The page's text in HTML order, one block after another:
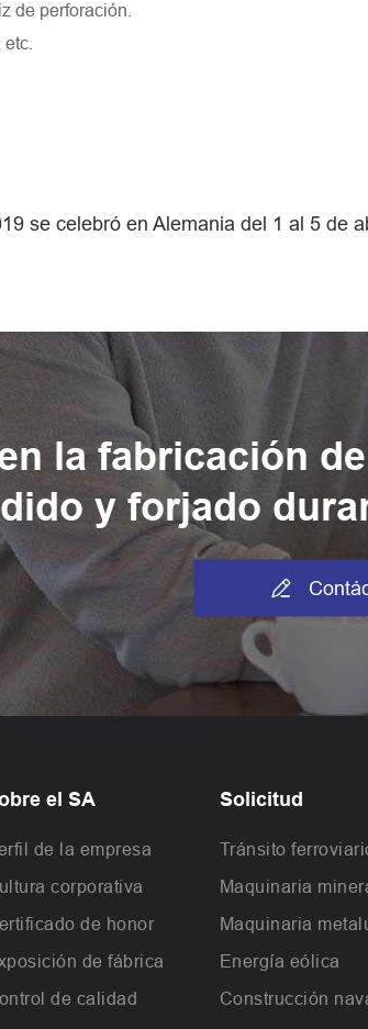
de perforación.
se celebró en Alemania del 1 al 5 de
la fabricación
y forjado

el SA
de la empresa
corporativa
de honor
de fábrica
de calidad
Solicitud
Tránsito
Maquinaria
Maquinaria
Energía eólica
Construcción